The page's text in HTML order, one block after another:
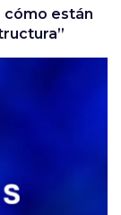
cómo están